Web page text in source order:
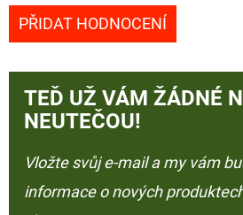
PŘIDAT HODNOCENÍ
TEĎ UŽ VÁM ŽÁDNÉ
NEUTEČOU!
Vložte svůj e-mail a my vám
informace o nových